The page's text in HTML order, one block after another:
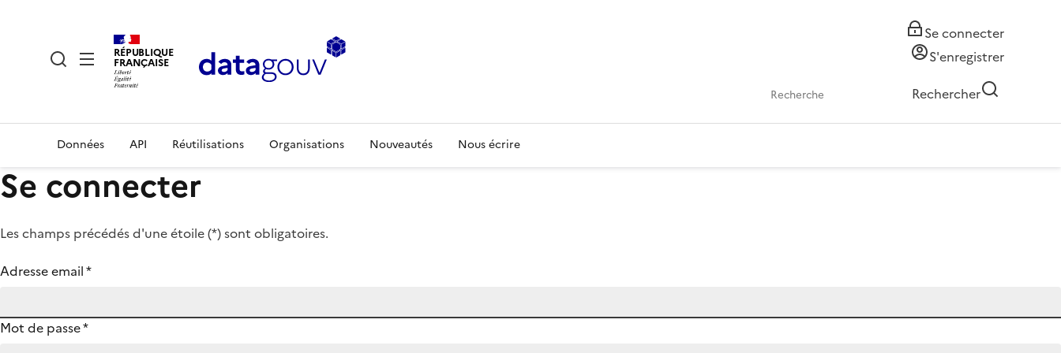
RÉPUBLIQUE
FRANÇAISE
Se connecter
S'enregistrer
Rechercher
Données API Réutilisations Organisations Nouveautés Nous écrire
Se connecter
Les champs précédés d'une étoile (*) sont obligatoires.
Adresse email*
Mot de passe*